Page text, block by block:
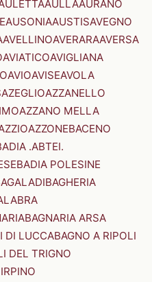
AULLAAURANO
AUSONIAAUSTISAVEGNO
AVELLINOAVERARAAVERSA
AVIATICOAVIGLIANA
AVIOAVISEAVOLA
AZEGLIOAZZANELLO
AZZANO MELLA
AZZONEBACENO
.ABTEI.
BADIA POLESINE
BAGHERIA
BAGNARIA ARSA
DI LUCCABAGNO A RIPOLI
DEL TRIGNO